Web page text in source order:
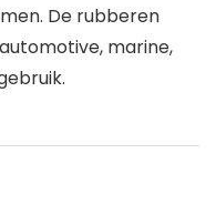
De rubberen
marine,